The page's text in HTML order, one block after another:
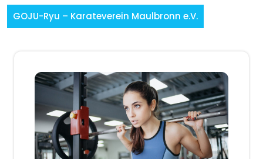
GOJU-Ryu – Karateverein Maulbronn e.V.